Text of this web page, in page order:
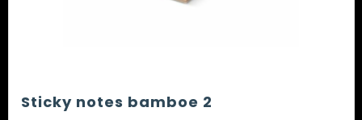
Sticky notes bamboe 2